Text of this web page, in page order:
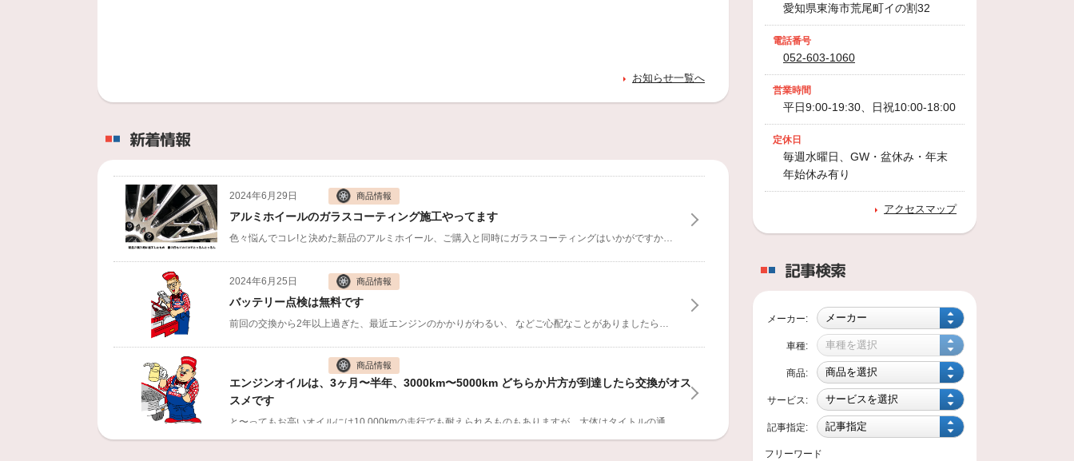
お知らせ一覧へ
新着情報
2024年6月29日 商品情報
アルミホイールのガラスコーティング施工やってます
色々悩んでコレ!と決めた新品のアルミホイール、ご購入と同時にガラスコーティングはいかがですか。
2024年6月25日 商品情報
バッテリー点検は無料です
前回の交換から2年以上過ぎた、最近エンジンのかかりがわるい、 などご心配なことがありましたらお気軽に点検にお越しください。
商品情報
エンジンオイルは、3ヶ月〜半年、3000km〜5000km どちらか片方が到達したら交換がオス
スメです
全然走っていなくても月日が経つうちにオイルは酸化していき、高熱になるエンジ
愛知県東海市荒尾町イの割32
電話番号
052-603-1060
営業時間
平日9:00-19:30、日祝10:00-18:00
定休日
毎週水曜日、GW・盆休み・年末
年始休み有り
アクセスマップ
記事検索
メーカー:
車種:
商品:
サービス:
記事指定:
フリーワード